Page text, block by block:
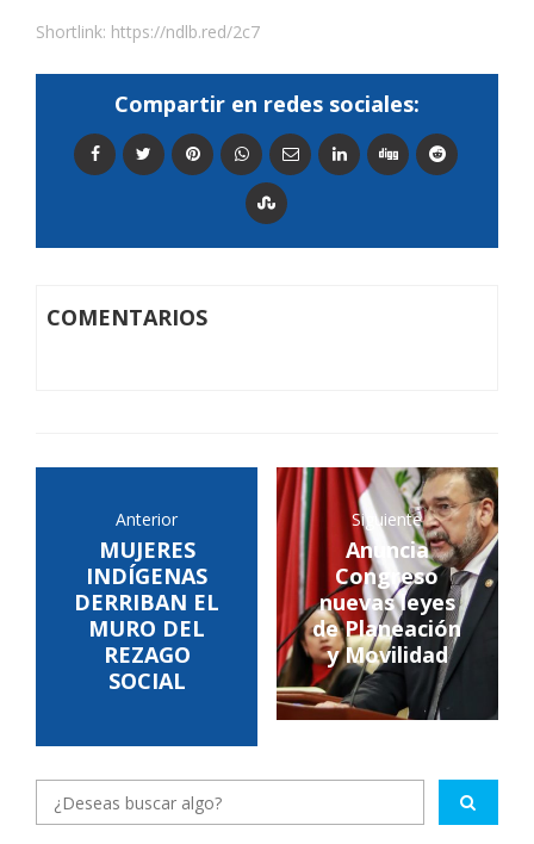
Shortlink: https://ndlb.red/2c7
Compartir en redes sociales:
COMENTARIOS
Anterior
MUJERES
INDÍGENAS
DERRIBAN EL
MURO DEL
REZAGO
SOCIAL
Siguiente
Anuncia
Congreso
nuevas leyes
de Planeación
y Movilidad